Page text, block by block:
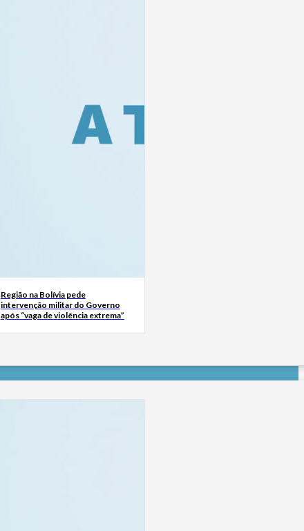
Região na Bolívia pede
intervenção militar do Governo
após “vaga de violência extrema”